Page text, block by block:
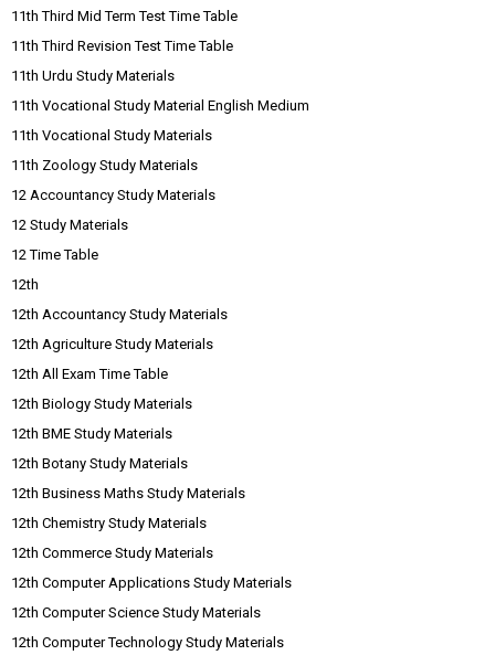
11th Third Mid Term Test Time Table
11th Third Revision Test Time Table
11th Urdu Study Materials
11th Vocational Study Material English Medium
11th Vocational Study Materials
11th Zoology Study Materials
12 Accountancy Study Materials
12 Study Materials
12 Time Table
12th
12th Accountancy Study Materials
12th Agriculture Study Materials
12th All Exam Time Table
12th Biology Study Materials
12th BME Study Materials
12th Botany Study Materials
12th Business Maths Study Materials
12th Chemistry Study Materials
12th Commerce Study Materials
12th Computer Applications Study Materials
12th Computer Science Study Materials
12th Computer Technology Study Materials